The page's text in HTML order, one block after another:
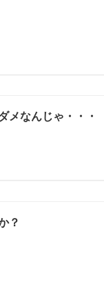
メなんじゃ・・・
？